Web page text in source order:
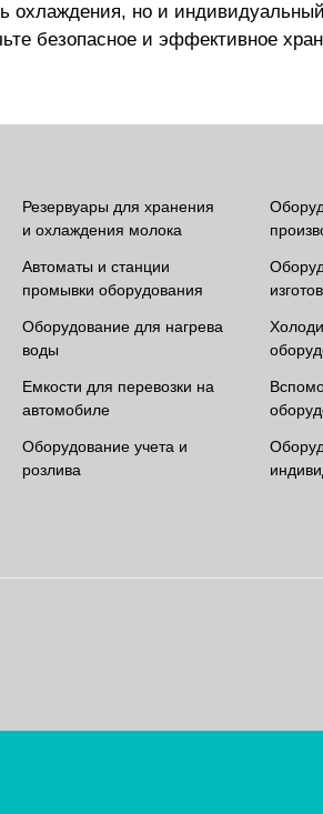
охлаждения, но и
безопасное и эффективное
Резервуары для хранения
и охлаждения молока
Автоматы и станции
промывки оборудования
Оборудование для нагрева
воды
Емкости для перевозки на
автомобиле
Оборудование учета и
розлива